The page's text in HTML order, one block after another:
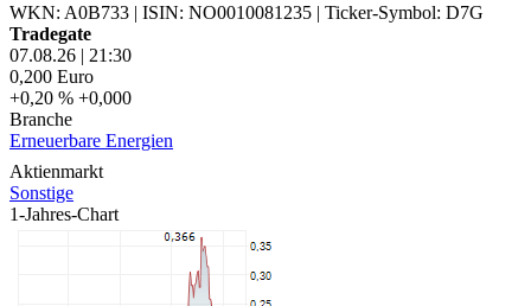
WKN: A0B733 | ISIN: NO0010081235 | Ticker-Symbol: D7G
Tradegate
07.08.26 | 21:30
0,200 Euro
+0,20 % +0,000
Branche
Erneuerbare Energien
Aktienmarkt
Sonstige
1-Jahres-Chart